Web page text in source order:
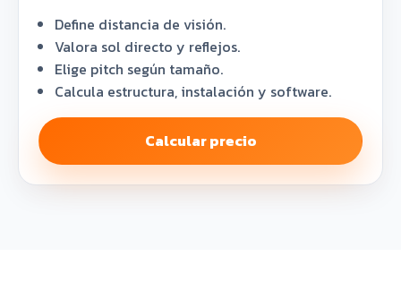
Define distancia de visión.
Valora sol directo y reflejos.
Elige pitch según tamaño.
Calcula estructura, instalación y software.
Calcular precio